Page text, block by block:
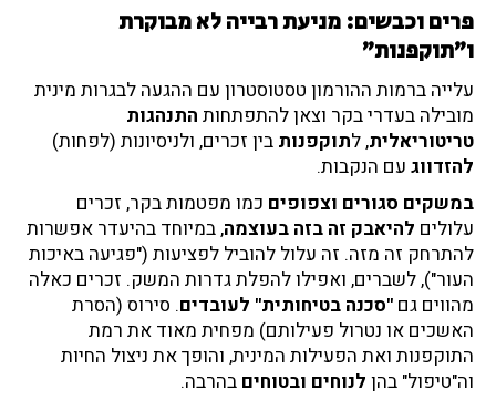
פרים וכבשים: מניעת רבייה לא מבוקרת
ו"תוקפנות"
עלייה ברמות ההורמון טסטוסטרון עם ההגעה לבגרות מינית
מובילה בעדרי בקר וצאן להתפתחות התנהגות
טריטוריאלית, לתוקפנות בין זכרים, ולניסיונות (לפחות)
להזדווג עם הנקבות.
במשקים סגורים וצפופים כמו מפטמות בקר, זכרים
עלולים להיאבק זה בזה בעוצמה, במיוחד בהיעדר אפשרות
להתרחק זה מזה. זה עלול להוביל לפציעות ("פגיעה באיכות
העור"), לשברים, ואפילו להפלת גדרות המשק. זכרים כאלה
מהווים גם "סכנה בטיחותית" לעובדים. סירוס (הסרת
האשכים או נטרול פעילותם) מפחית מאוד את רמת
התוקפנות ואת הפעילות המינית, והופך את ניצול החיות
וה"טיפול" בהן לנוחים ובטוחים בהרבה.